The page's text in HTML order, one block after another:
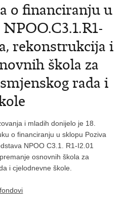
o financiranju u
rekonstrukcija i
škola za
rada i
i mladih donijelo je 18.
o financiranju u sklopu Poziva
NPOO C3.1. R1-I2.01
osnovnih škola za
i cjelodnevne škole.